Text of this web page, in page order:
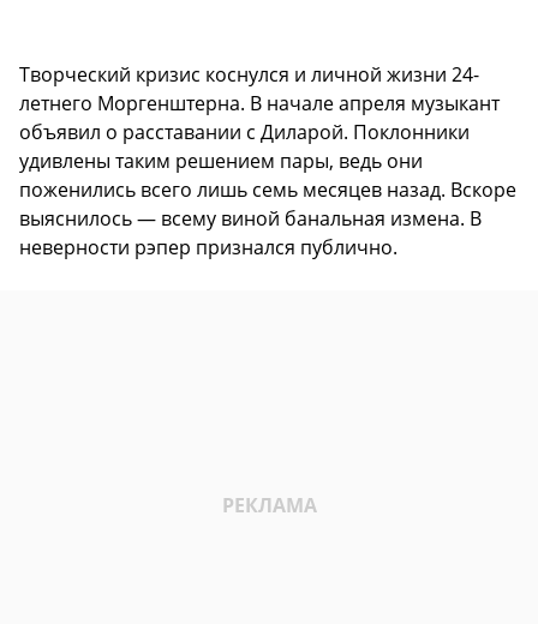
Творческий кризис коснулся и личной жизни 24-
летнего Моргенштерна. В начале апреля музыкант
объявил о расставании с Диларой. Поклонники
удивлены таким решением пары, ведь они
поженились всего лишь семь месяцев назад. Вскоре
выяснилось — всему виной банальная измена. В
неверности рэпер признался публично.